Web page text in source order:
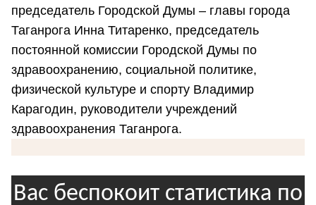
председатель Городской Думы – главы города
Таганрога Инна Титаренко, председатель
постоянной комиссии Городской Думы по
здравоохранению, социальной политике,
физической культуре и спорту Владимир
Карагодин, руководители учреждений
здравоохранения Таганрога.